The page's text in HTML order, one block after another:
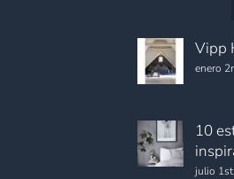
Vipp
enero
10
julio